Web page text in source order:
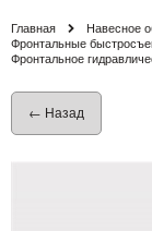
Главная
Навесное
Фронтальные
Фронтальное
← Назад